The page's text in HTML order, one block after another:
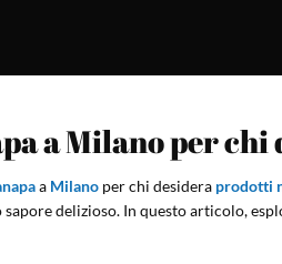
a Milano per
a Milano per chi desidera prodotti
sapore delizioso. In questo articolo,